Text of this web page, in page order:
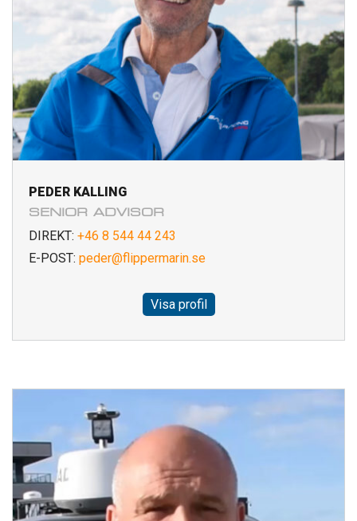
PEDER KALLING
SENIOR ADVISOR
DIREKT: +46 8 544 44 243
E-POST: peder@flippermarin.se
Visa profil